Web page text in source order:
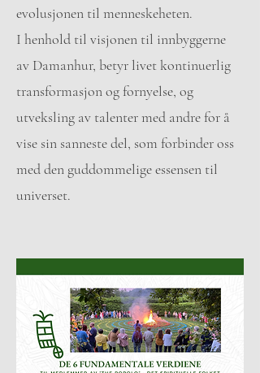
evolusjonen til menneskeheten.
I henhold til visjonen til innbyggerne
av Damanhur, betyr livet kontinuerlig
transformasjon og fornyelse, og
utveksling av talenter med andre for å
vise sin sanneste del, som forbinder oss
med den guddommelige essensen til
universet.